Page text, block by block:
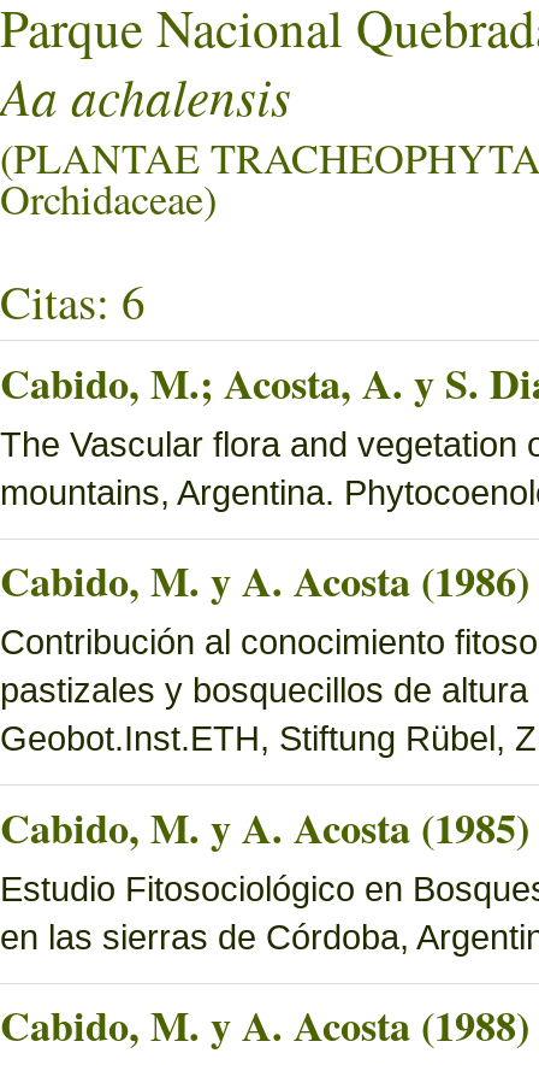
Parque Nacional
Aa achalensis
(PLANTAE
Orchidaceae)
Citas: 6
Cabido, M.; Acosta, A. y S.
The Vascular flora and vegetation
mountains, Argentina.
Cabido, M. y A. Acosta (1986)
Contribución al conocimiento
pastizales y bosquecillos de
Geobot.Inst.ETH, Stiftung Rübel,
Cabido, M. y A. Acosta (1985)
Estudio Fitosociológico en
en las sierras de Córdoba,
Cabido, M. y A. Acosta (1988)